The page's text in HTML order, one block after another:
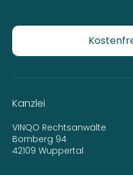
Kanzlei
VINQO Rechtsanwälte
Bornberg 94
42109 Wuppertal